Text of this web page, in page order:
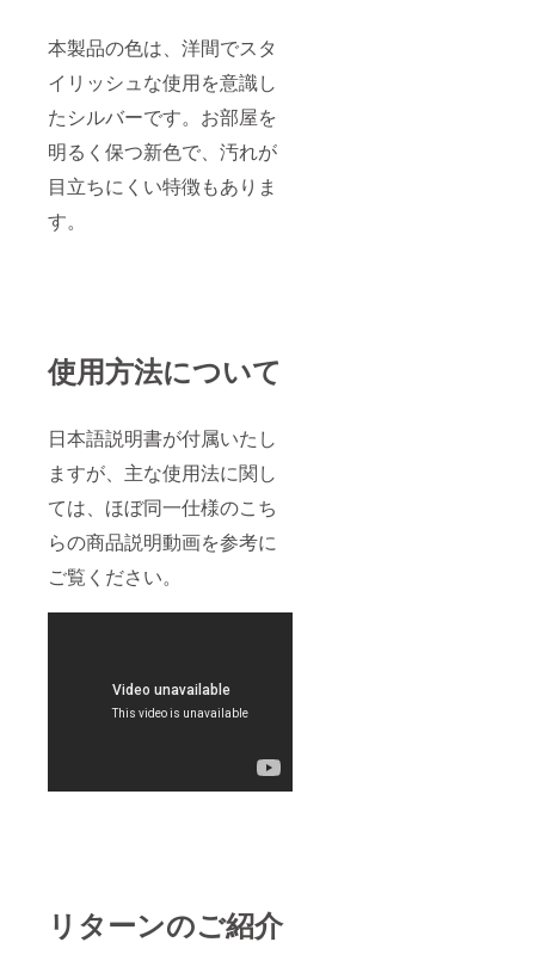
本製品の色は、洋間でスタ
イリッシュな使用を意識し
たシルバーです。お部屋を
明るく保つ新色で、汚れが
目立ちにくい特徴もありま
す。
使用方法について
日本語説明書が付属いたし
ますが、主な使用法に関し
ては、ほぼ同一仕様のこち
らの商品説明動画を参考に
ご覧ください。
リターンのご紹介